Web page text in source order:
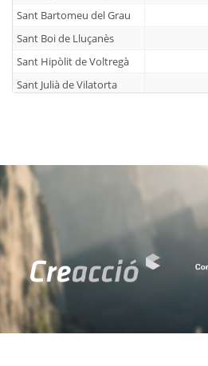
Sant Bartomeu del Grau
Sant Boi de Lluçanès
Sant Hipòlit de Voltregà
Sant Julià de Vilatorta
Sant Quirze de Besora
Sant Sadurní d'Osormort
Sant Vicenç de Torelló
Santa Cecília de Voltregà
Santa Eugènia de Berga
Santa Eulàlia de Riuprimer
Santa Maria de Besora